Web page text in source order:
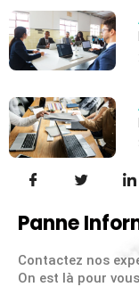
Panne
Contactez nos
On est là pour vous